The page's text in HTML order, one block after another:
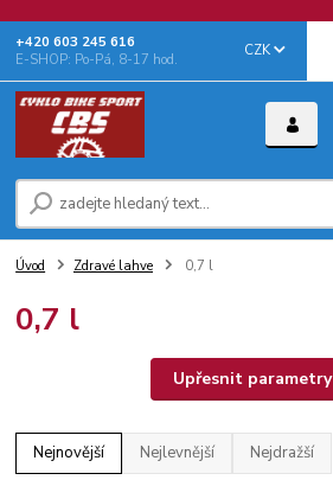
CZK
+‭420 603 245 616‬
E-SHOP: Po-Pá, 8-17 hod.
Úvod Zdravé lahve 0,7 l
0,7 l
Upřesnit parametry
Nejnovější Nejlevnější Nejdražší